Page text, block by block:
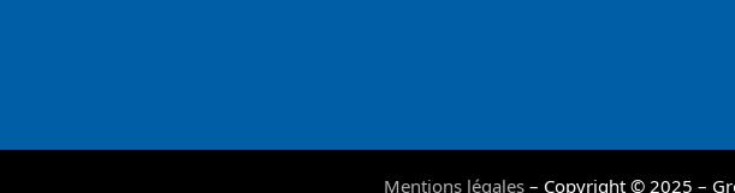
Mentions légales– Copyright © 2025 –